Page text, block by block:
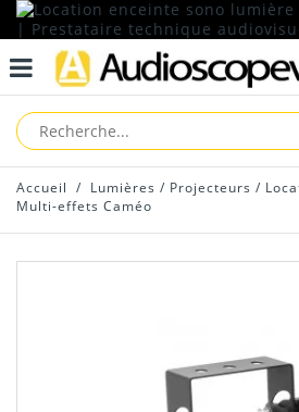
Accueil / Lumières / Projecteurs /
Multi-effets Caméo